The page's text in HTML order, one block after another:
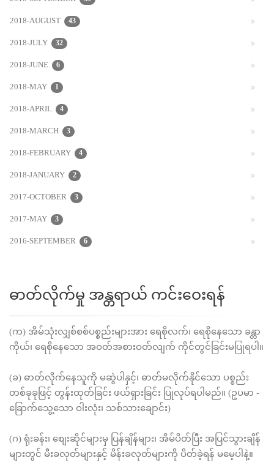
2018-AUGUST 43
2018-JULY 32
2018-JUNE 6
2018-MAY 1
2018-APRIL 4
2018-MARCH 3
2018-FEBRUARY 4
2018-JANUARY 2
2017-OCTOBER 3
2017-MAY 3
2016-SEPTEMBER 6
ဓာတ်လိုက်မှု အန္တရာယ် ကင်းဝေးရန်
(က) အိမ်သုံးလျှစ်စစ်ပစ္စည်းများအား ရေစိုလက်၊ ရေစိုနေသော ခန္တာ
ကိုယ်၊ ရေစိုနေသော အဝတ်အစားဝတ်လျက် ကိုင်တွင်ခြင်းမပြုရပါ။
(ခ) ဓာတ်လိုက်နေသူကို မဆွဲပါနှင့်၊ ဓာတ်မလိုက်နိုင်သော ပစ္စည်း
တစ်ခုခုဖြင့် တွန်းထုတ်ခြင်း ဖယ်ရှားခြင်း ပြုလုပ်ရပါမည်။ (ဥပမာ -
ခြောက်သွေ့သော ဝါးလုံး၊ သစ်သားချောင်း)
(ဂ) ရုံးခန်း၊ စျေးဆိုင်များမှ ပြန်ချိန်များ၊ အိမ်ပိတ်ပြီး အပြင်သွားချိန်
များတွင် မီးခလုတ်များနှင့် မိန်းခလုတ်များကို ပိတ်ခဲ့ရန် မမေ့ပါနဲ့။